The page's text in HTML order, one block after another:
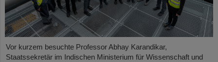
Vor kurzem besuchte Professor Abhay Karandikar,
Staatssekretär im Indischen Ministerium für Wissenschaft und